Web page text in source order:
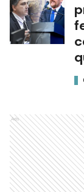
Ads